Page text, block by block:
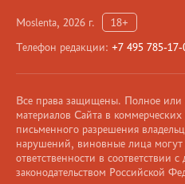
Moslenta, 2026 г.
18+
Телефон редакции: +7 495 785-17-
Все права защищены. Полное или
материалов Сайта в
письменного разрешения
нарушений, виновные лица могут
ответственности в соответствии
законодательством Российской